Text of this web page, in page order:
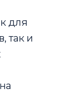
для
так и